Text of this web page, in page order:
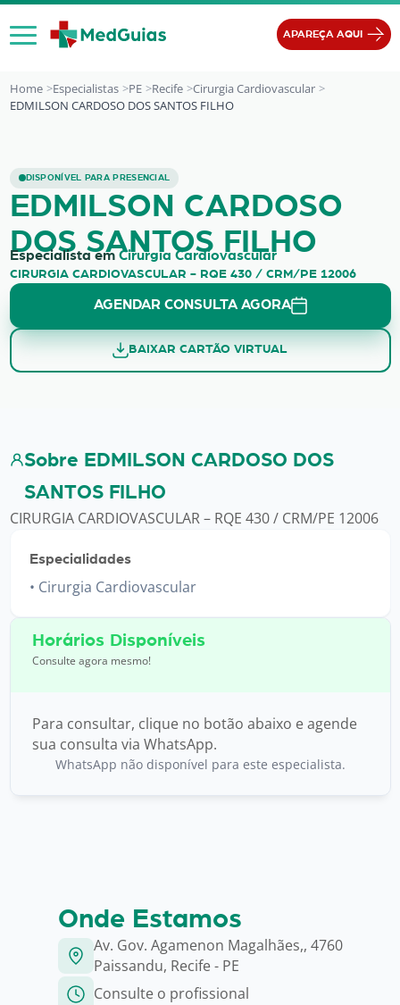
Ir para o conteúdo
APAREÇA AQUI
Home Especialistas PE Recife
Cirurgia Cardiovascular
EDMILSON CARDOSO DOS SANTOS FILHO
DISPONÍVEL PARA PRESENCIAL
EDMILSON CARDOSO DOS SANTOS
EDMILSON CARDOSO
DOS SANTOS FILHO
Especialista em Cirurgia Cardiovascular
CIRURGIA CARDIOVASCULAR - RQE 430 / CRM/PE 12006
AGENDAR CONSULTA AGORA
BAIXAR CARTÃO VIRTUAL
Sobre EDMILSON CARDOSO DOS
SANTOS FILHO
CIRURGIA CARDIOVASCULAR – RQE 430 / CRM/PE 12006
Especialidades
Cirurgia Cardiovascular
Horários Disponíveis
Consulte agora mesmo!
Para consultar, clique no botão abaixo e agende
sua consulta via WhatsApp.
WhatsApp não disponível para este especialista.
Onde Estamos
Av. Gov. Agamenon Magalhães,, 4760
Paissandu, Recife - PE
Consulte o profissional